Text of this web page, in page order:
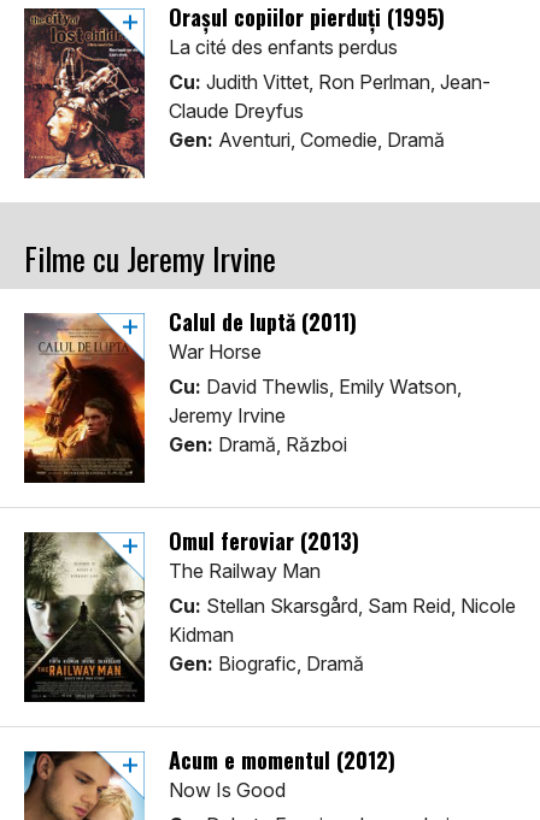
Orașul copiilor pierduți (1995)
La cité des enfants perdus
Cu: Judith Vittet, Ron Perlman, Jean-
Claude Dreyfus
Gen: Aventuri, Comedie, Dramă
Filme cu Jeremy Irvine
Calul de luptă (2011)
War Horse
Cu: David Thewlis, Emily Watson,
Jeremy Irvine
Gen: Dramă, Război
Omul feroviar (2013)
The Railway Man
Cu: Stellan Skarsgård, Sam Reid, Nicole
Kidman
Gen: Biografic, Dramă
Acum e momentul (2012)
Now Is Good